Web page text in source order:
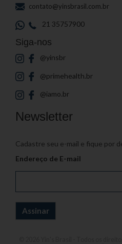
contato@yinsbrasil.com.br
21 35757900
Siga-nos
@yinsbr
@primehealth.br
@iamo.br
Newsletter
Cadastre seu e-mail e fique por
Endereço de E-mail